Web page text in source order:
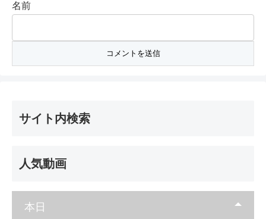
名前
サイト内検索
人気動画
本日